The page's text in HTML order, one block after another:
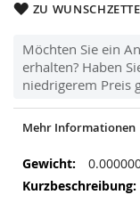
ZU
Möchten Sie ein
erhalten? Haben
niedrigerem Preis
Mehr Informationen
Mehr
Informationen